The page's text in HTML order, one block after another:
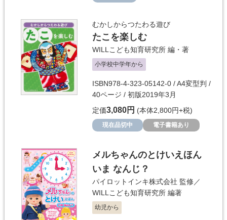
むかしからつたわる遊び
たこを楽しむ
WILLこども知育研究所 編・著
小学校中学年から
ISBN978-4-323-05142-0 / A4変型判 /
40ページ / 初版2019年3月
定価3,080円 (本体2,800円+税)
現在品切中 電子書籍あり
メルちゃんのとけいえほん
いま なんじ？
パイロットインキ株式会社 監修／
WILLこども知育研究所 編著
幼児から